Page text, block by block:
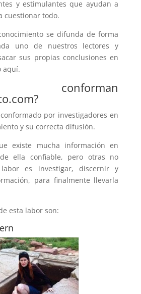
y estimulantes que ayudan a
cuestionar todo.
se difunda de forma
uno de nuestros lectores y
sus propias conclusiones en
aquí.
conforman
por investigadores en
y su correcta difusión.
existe mucha información en
ella confiable, pero otras no
es investigar, discernir y
para finalmente llevarla
esta labor son: